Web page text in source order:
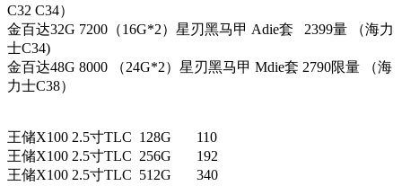
C32 C34）
金百达32G 7200（16G*2）星刃黑马甲 Adie套 2399量 （海力
士C34)
金百达48G 8000 （24G*2）星刃黑马甲 Mdie套 2790限量 （海
力士C38）
王储X100 2.5寸TLC 128G 110
王储X100 2.5寸TLC 256G 192
王储X100 2.5寸TLC 512G 340